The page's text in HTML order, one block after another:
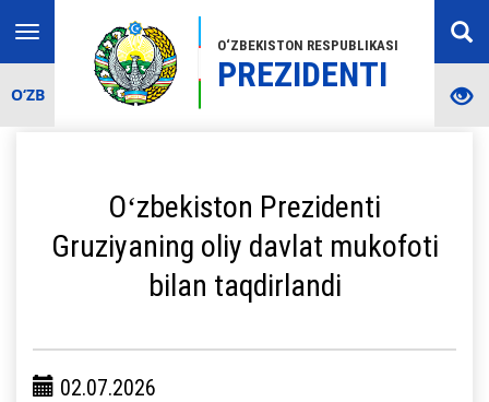
O‘ZBEKISTON RESPUBLIKASI
PREZIDENTI
Toggle
navigation
O‘ZB
Oʻzbekiston Prezidenti
Gruziyaning oliy davlat mukofoti
bilan taqdirlandi
02.07.2026